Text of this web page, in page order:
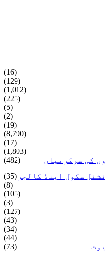
(16)
(129)
(1,012)
(225)
(5)
(2)
(19)
(8,790)
(17)
(1,803)
کی سرگرمیاں
(482)
سکول اینڈ کالجز (35)
(8)
(105)
(3)
(127)
(43)
(34)
(44)
(73)